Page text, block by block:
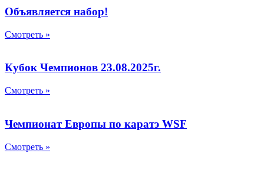
Объявляется набор!
Смотреть »
Кубок Чемпионов 23.08.2025г.
Смотреть »
Чемпионат Европы по каратэ WSF
Смотреть »